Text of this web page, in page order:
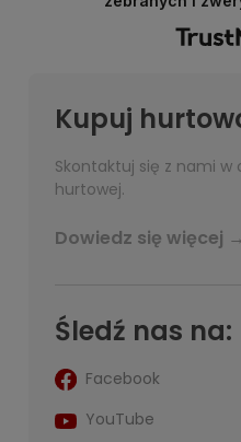
Śledź nas na:
Facebook
YouTube
Kupuj
Skontaktuj się z nami
hurtowej.
Dowiedz się więcej →